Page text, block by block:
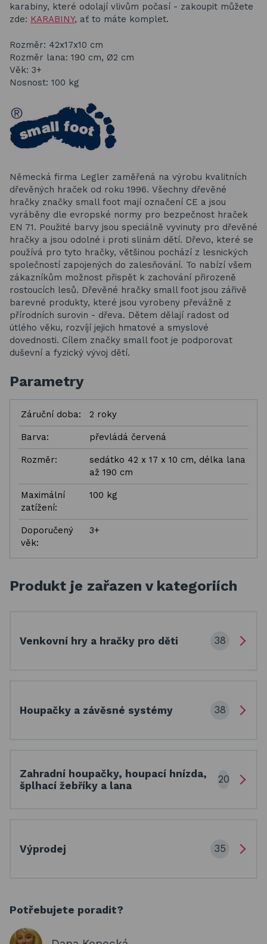
karabiny, které odolají vlivům počasí - zakoupit můžete
zde: KARABINY, ať to máte komplet.
Rozměr: 42x17x10 cm
Rozměr lana: 190 cm, Ø2 cm
Věk: 3+
Nosnost: 100 kg
Německá firma Legler zaměřená na výrobu kvalitních
dřevěných hraček od roku 1996. Všechny dřevěné
hračky značky small foot mají označení CE a jsou
vyráběny dle evropské normy pro bezpečnost hraček
EN 71. Použité barvy jsou speciálně vyvinuty pro dřevěné
hračky a jsou odolné i proti slinám dětí. Dřevo, které se
používá pro tyto hračky, většinou pochází z lesnických
společností zapojených do zalesňování. To nabízí všem
zákazníkům možnost přispět k zachování přirozeně
rostoucích lesů. Dřevěné hračky small foot jsou zářivě
barevné produkty, které jsou vyrobeny převážně z
přírodních surovin - dřeva. Dětem dělají radost od
útlého věku, rozvíjí jejich hmatové a smyslové
dovednosti. Cílem značky small foot je podporovat
duševní a fyzický vývoj dětí.
Parametry
Záruční doba: 2 roky
Barva: převládá červená
Rozměr:
sedátko 42 x 17 x 10 cm, délka lana
až 190 cm
Maximální
zatížení:
100 kg
Doporučený
věk:
3+
Produkt je zařazen v kategoriích
Venkovní hry a hračky pro děti 38
Houpačky a závěsné systémy 38
Zahradní houpačky, houpací hnízda,
šplhací žebříky a lana
20
Výprodej 35
Potřebujete poradit?